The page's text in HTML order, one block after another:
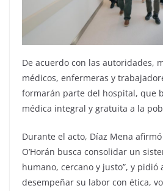
De acuerdo con las autoridades,
médicos, enfermeras y
formarán parte del hospital, que
médica integral y gratuita a la
Durante el acto, Díaz Mena
O’Horán busca consolidar un
humano, cercano y justo”, y pidió
desempeñar su labor con ética,